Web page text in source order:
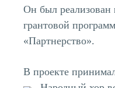
Он был реализован
грантовой
«Партнерство».
В проекте